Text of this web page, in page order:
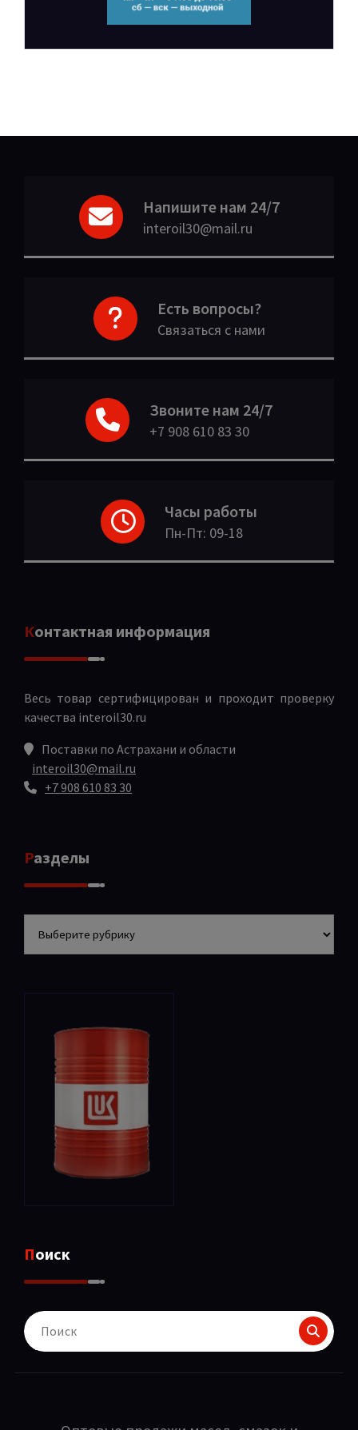
Напишите нам 24/7
interoil30@mail.ru
Есть вопросы?
Связаться с нами
Звоните нам 24/7
+7 908 610 83 30
Часы работы
Пн-Пт: 09-18
Контактная информация
Весь товар сертифицирован и проходит проверку
качества interoil30.ru
Поставки по Астрахани и области
interoil30@mail.ru
+7 908 610 83 30
Разделы
Поиск
Поиск
для: